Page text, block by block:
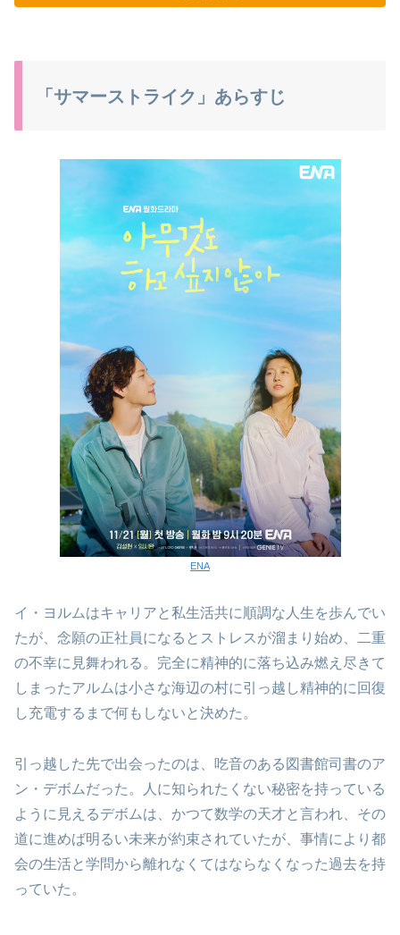
「サマーストライク」あらすじ
ENA
イ・ヨルムはキャリアと私生活共に順調な人生を歩んでい
たが、念願の正社員になるとストレスが溜まり始め、二重
の不幸に見舞われる。完全に精神的に落ち込み燃え尽きて
しまったアルムは小さな海辺の村に引っ越し精神的に回復
し充電するまで何もしないと決めた。
引っ越した先で出会ったのは、吃音のある図書館司書のア
ン・デボムだった。人に知られたくない秘密を持っている
ように見えるデボムは、かつて数学の天才と言われ、その
道に進めば明るい未来が約束されていたが、事情により都
会の生活と学問から離れなくてはならなくなった過去を持
っていた。